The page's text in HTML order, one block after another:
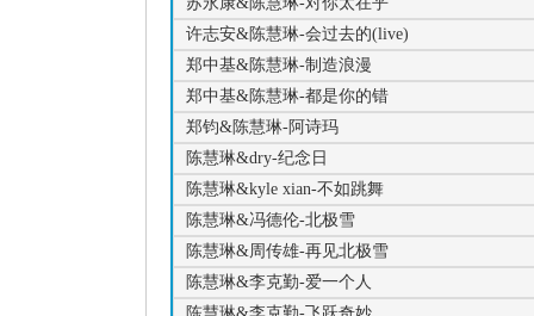
许志安&陈慧琳-会过去的(live)
郑中基&陈慧琳-制造浪漫
郑中基&陈慧琳-都是你的错
郑钧&陈慧琳-阿诗玛
陈慧琳&dry-纪念日
陈慧琳&kyle xian-不如跳舞
陈慧琳&冯德伦-北极雪
陈慧琳&周传雄-再见北极雪
陈慧琳&李克勤-爱一个人